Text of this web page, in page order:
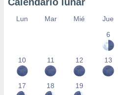
Lun Mar Mié Jue
6
10 11 12 13
17 18 19